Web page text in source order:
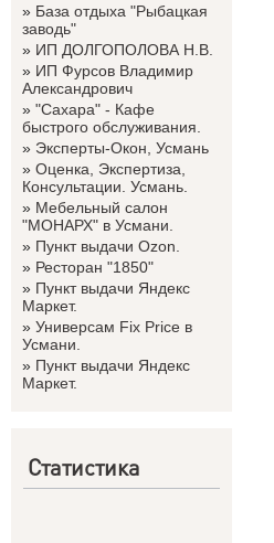
» База отдыха "Рыбацкая
заводь"
» ИП ДОЛГОПОЛОВА Н.В.
» ИП Фурсов Владимир
Александрович
» "Сахара" - Кафе
быстрого обслуживания.
» Эксперты-Окон, Усмань
» Оценка, Экспертиза,
Консультации. Усмань.
» Мебельный салон
"МОНАРХ" в Усмани.
» Пункт выдачи Ozon.
» Ресторан "1850"
» Пункт выдачи Яндекс
Маркет.
» Универсам Fix Price в
Усмани.
» Пункт выдачи Яндекс
Маркет.
Статистика